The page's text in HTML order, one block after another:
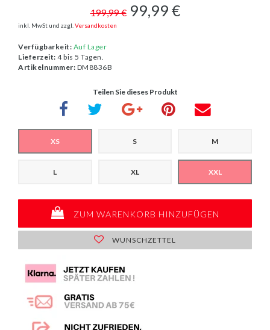
199,99 €99,99 €
inkl. MwSt und zzgl. Versandkosten
Verfügbarkeit: Auf Lager
Lieferzeit: 4 bis 5 Tagen.
Artikelnummer: DM8836B
Teilen Sie dieses Produkt
XS S M
L XL XXL
ZUM WARENKORB HINZUFÜGEN
WUNSCHZETTEL